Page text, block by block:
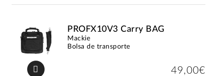
PROFX10V3 Carry BAG
Mackie
Bolsa de transporte
49,00€